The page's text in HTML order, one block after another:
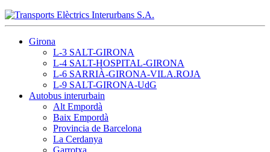
Girona
L-3 SALT-GIRONA
L-4 SALT-HOSPITAL-GIRONA
L-6 SARRIÀ-GIRONA-VILA.ROJA
L-9 SALT-GIRONA-UdG
Autobus interurbain
Alt Empordà
Baix Empordà
Provincia de Barcelona
La Cerdanya
Garrotxa